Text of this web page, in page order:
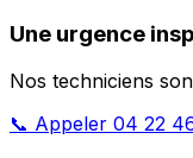
Une urgence
Nos techniciens
📞 Appeler 04 22